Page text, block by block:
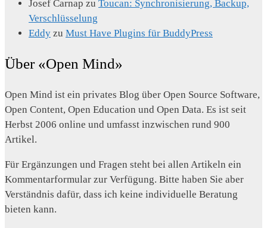
Josef Carnap zu Toucan: Synchronisierung, Backup,
Verschlüsselung
Eddy zu Must Have Plugins für BuddyPress
Über «Open Mind»
Open Mind ist ein privates Blog über Open Source Software,
Open Content, Open Education und Open Data. Es ist seit
Herbst 2006 online und umfasst inzwischen rund 900
Artikel.
Für Ergänzungen und Fragen steht bei allen Artikeln ein
Kommentarformular zur Verfügung. Bitte haben Sie aber
Verständnis dafür, dass ich keine individuelle Beratung
bieten kann.